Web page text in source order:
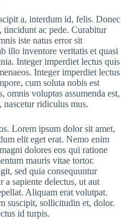
a, interdum id, felis. Donec
tincidunt ac pede. Curabitur
iste natus error sit
illo inventore veritatis et quasi
Integer imperdiet lectus quis
Integer imperdiet lectus
cum soluta nobis est
voluptas assumenda est,
nascetur ridiculus mus.
Lorem ipsum dolor sit amet,
elit eget erat. Nemo enim
dolores eos qui ratione
mauris vitae tortor.
sed quia consequuntur
a sapiente delectus, ut aut
Aliquam erat volutpat.
suscipit, sollicitudin et, dolor.
id turpis.